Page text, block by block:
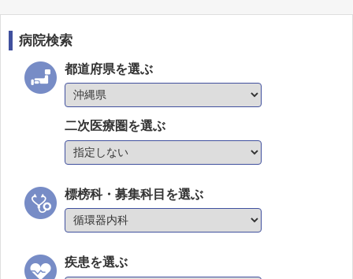
病院検索
都道府県を選ぶ
二次医療圏を選ぶ
標榜科・募集科目を選ぶ
疾患を選ぶ